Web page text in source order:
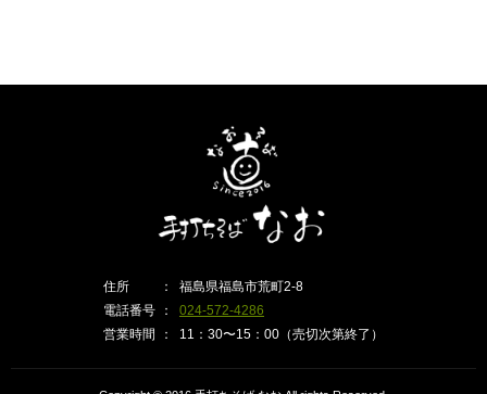
住所
福島県福島市荒町2-8
電話番号
024-572-4286
営業時間
11：30〜15：00（売切次第終了）